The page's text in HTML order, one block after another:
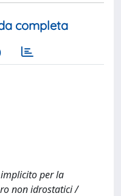
completa
per la
non idrostatici /